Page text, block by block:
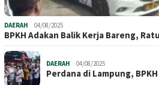
DAERAH 04/08/2025
BPKH Adakan Balik Kerja Bareng,
DAERAH 04/08/2025
Perdana di Lampung,